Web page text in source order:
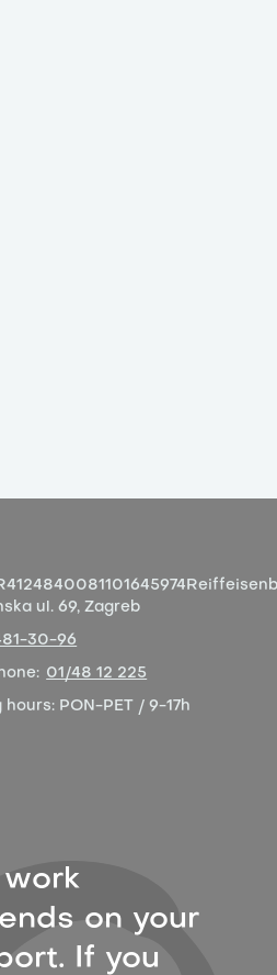
ul. 69, Zagreb
30-96
01/48 12 225
hours: PON-PET / 9-17h
on your
If you